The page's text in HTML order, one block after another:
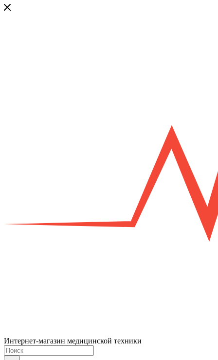
Интернет-магазин медицинской техники